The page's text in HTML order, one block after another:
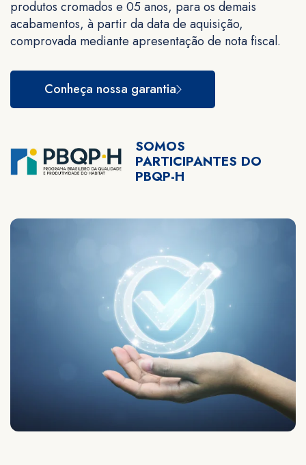
produtos cromados e 05 anos, para os demais
acabamentos, à partir da data de aquisição,
comprovada mediante apresentação de nota fiscal.
Conheça nossa garantia
SOMOS
PARTICIPANTES DO
PBQP-H